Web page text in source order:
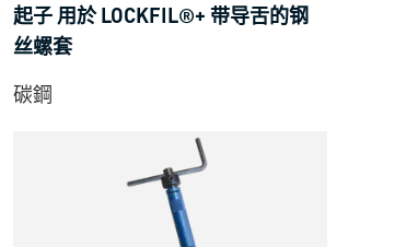
起子 用於 LOCKFIL®+ 带导舌的钢
丝螺套
碳鋼